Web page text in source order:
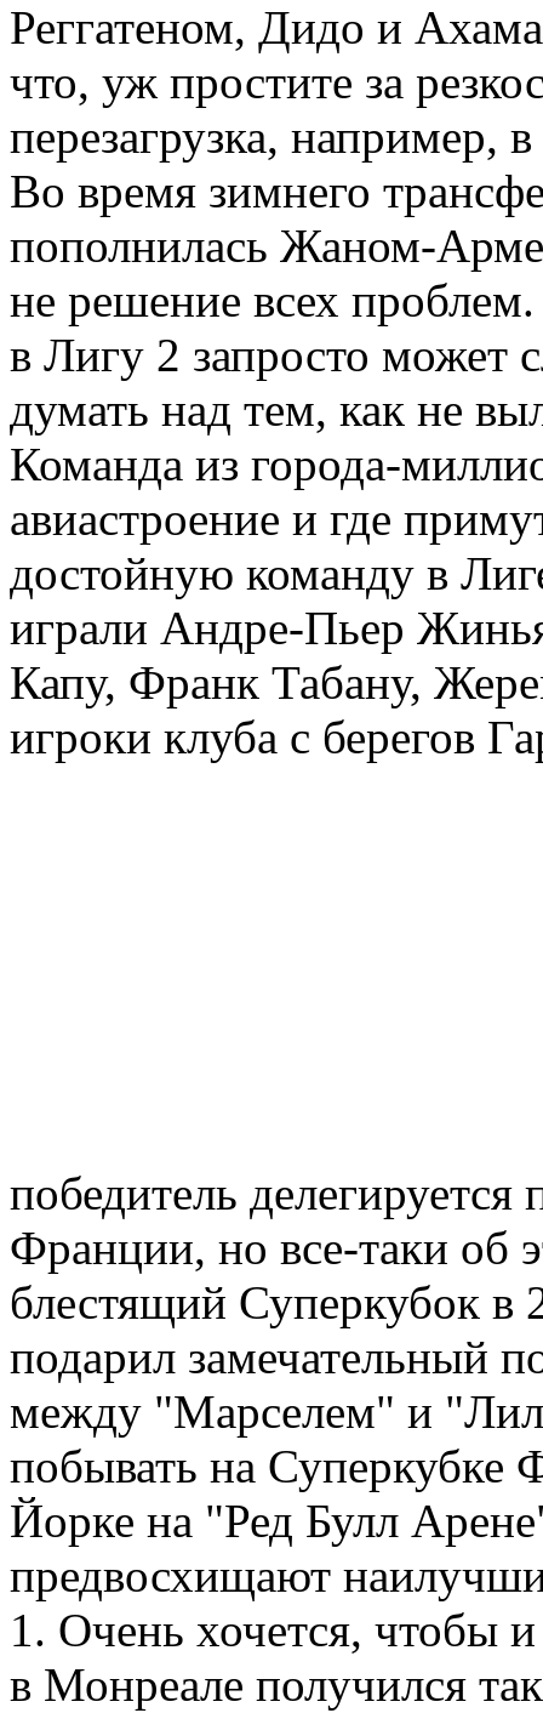
Реггатеном, Дидо и
что, уж простите за
перезагрузка, например,
Во время зимнего
пополнилась Жаном-
не решение всех
в Лигу 2 запросто может
думать над тем, как не
Команда из города-
авиастроение и где
достойную команду в
играли Андре-Пьер
Капу, Франк Табану,
игроки клуба с берегов
победитель делегируется
Франции, но все-таки об
блестящий Суперкубок в
подарил замечательный
между "Марселем" и
побывать на
Йорке на "Ред Булл
предвосхищают
1. Очень хочется, чтобы
в Монреале получился